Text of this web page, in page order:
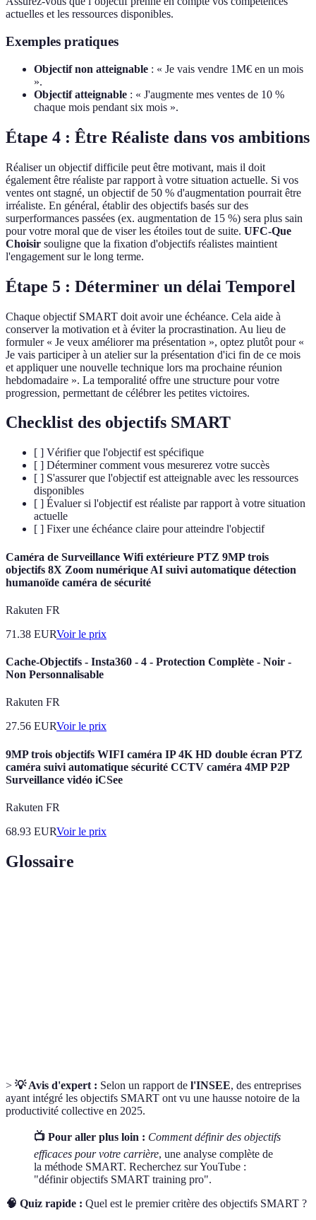
actuelles et les ressources disponibles.
Exemples pratiques
Objectif non atteignable : « Je vais vendre 1M€ en un mois
».
Objectif atteignable : « J'augmente mes ventes de 10 %
chaque mois pendant six mois ».
Étape 4 : Être Réaliste dans vos ambitions
Réaliser un objectif difficile peut être motivant, mais il doit
également être réaliste par rapport à votre situation actuelle. Si vos
ventes ont stagné, un objectif de 50 % d'augmentation pourrait être
irréaliste. En général, établir des objectifs basés sur des
surperformances passées (ex. augmentation de 15 %) sera plus sain
pour votre moral que de viser les étoiles tout de suite. UFC-Que
Choisir souligne que la fixation d'objectifs réalistes maintient
l'engagement sur le long terme.
Étape 5 : Déterminer un délai Temporel
Chaque objectif SMART doit avoir une échéance. Cela aide à
conserver la motivation et à éviter la procrastination. Au lieu de
formuler « Je veux améliorer ma présentation », optez plutôt pour «
Je vais participer à un atelier sur la présentation d'ici fin de ce mois
et appliquer une nouvelle technique lors ma prochaine réunion
hebdomadaire ». La temporalité offre une structure pour votre
progression, permettant de célébrer les petites victoires.
Checklist des objectifs SMART
[ ] Vérifier que l'objectif est spécifique
[ ] Déterminer comment vous mesurerez votre succès
[ ] S'assurer que l'objectif est atteignable avec les ressources
disponibles
[ ] Évaluer si l'objectif est réaliste par rapport à votre situation
actuelle
[ ] Fixer une échéance claire pour atteindre l'objectif
Caméra de Surveillance Wifi extérieure PTZ 9MP trois
objectifs 8X Zoom numérique AI suivi automatique détection
humanoïde caméra de sécurité
Rakuten FR
71.38 EURVoir le prix
Cache-Objectifs - Insta360 - 4 - Protection Complète - Noir -
Non Personnalisable
Rakuten FR
27.56 EURVoir le prix
9MP trois objectifs WIFI caméra IP 4K HD double écran PTZ
caméra suivi automatique sécurité CCTV caméra 4MP P2P
Surveillance vidéo iCSee
Rakuten FR
68.93 EURVoir le prix
Glossaire
> 💡 Avis d'expert : Selon un rapport de l'INSEE, des entreprises
ayant intégré les objectifs SMART ont vu une hausse notoire de la
productivité collective en 2025.
📺 Pour aller plus loin : Comment définir des objectifs
efficaces pour votre carrière, une analyse complète de
la méthode SMART. Recherchez sur YouTube :
"définir objectifs SMART training pro".
🧠 Quiz rapide : Quel est le premier critère des objectifs SMART ?